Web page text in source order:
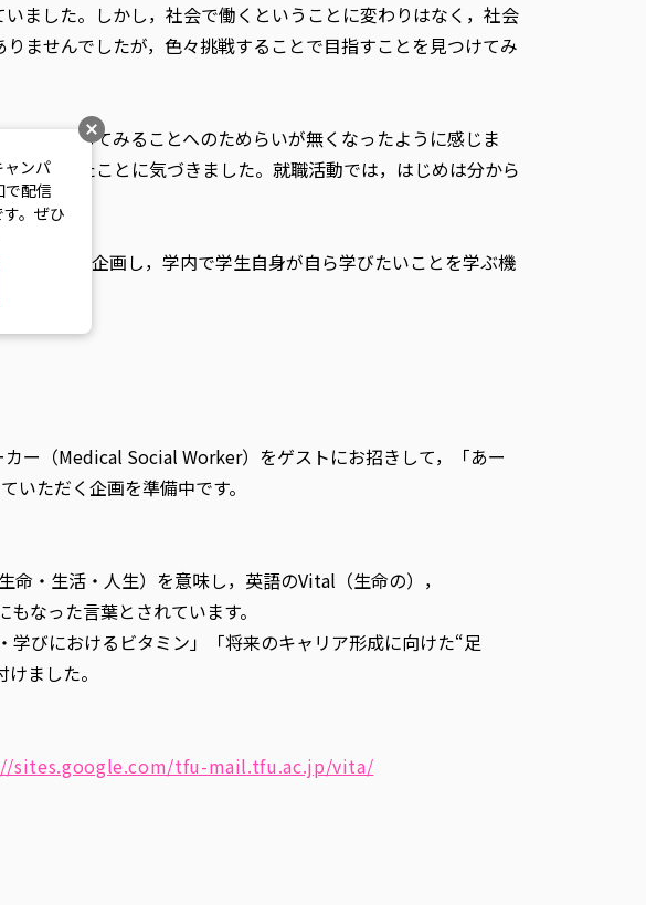
ました。しかし，社会で働くということに変わりはなく，社会
ませんでしたが，色々挑戦することで目指すことを見つけてみ
，挑戦してみることへのためらいが無くなったように感じま
ぎていたことに気づきました。就職活動では，はじめは分から
た」
VITA+を企画し，学内で学生自身が自ら学びたいことを学ぶ機
ー（Medical Social Worker）をゲストにお招きして，「あー
いただく企画を準備中です。
命・生活・人生）を意味し，英語のVital（生命の），
なった言葉とされています。
学びにおけるビタミン」「将来のキャリア形成に向けた“足
ました。
sites.google.com/tfu-mail.tfu.ac.jp/vita/
ャンパ
で配信
。ぜひ